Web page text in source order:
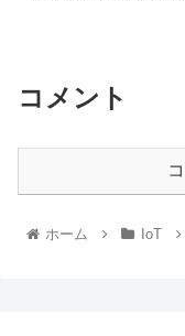
コメント
ホーム IoT